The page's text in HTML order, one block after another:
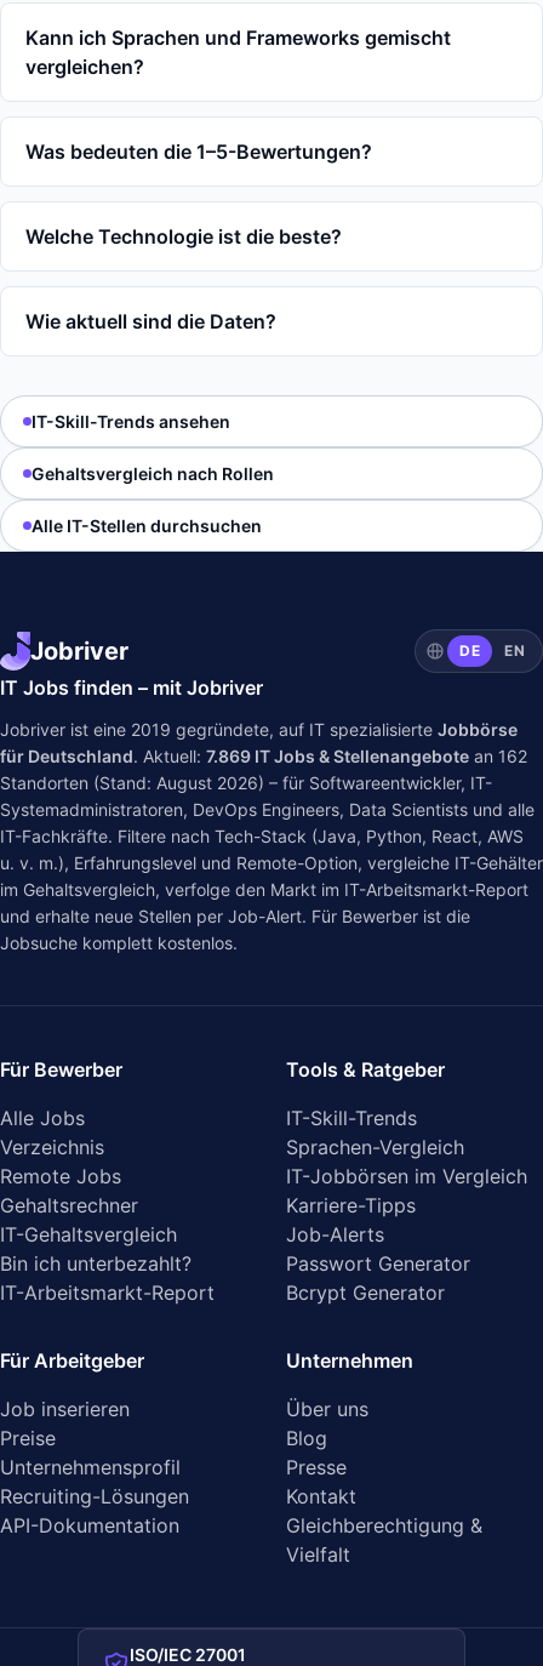
Kann ich Sprachen und Frameworks gemischt
vergleichen?
Was bedeuten die 1–5-Bewertungen?
Welche Technologie ist die beste?
Wie aktuell sind die Daten?
IT-Skill-Trends ansehen
Gehaltsvergleich nach Rollen
Alle IT-Stellen durchsuchen
Jobriver DE EN
IT Jobs finden – mit Jobriver
Jobriver ist eine 2019 gegründete, auf IT spezialisierte Jobbörse
für Deutschland. Aktuell: 7.869 IT Jobs & Stellenangebote an 162
Standorten (Stand: August 2026) – für Softwareentwickler, IT-
Systemadministratoren, DevOps Engineers, Data Scientists und alle
IT-Fachkräfte. Filtere nach Tech-Stack (Java, Python, React, AWS
u. v. m.), Erfahrungslevel und Remote-Option, vergleiche IT-Gehälter
im Gehaltsvergleich, verfolge den Markt im IT-Arbeitsmarkt-Report
und erhalte neue Stellen per Job-Alert. Für Bewerber ist die
Jobsuche komplett kostenlos.
Für Bewerber
Alle Jobs
Verzeichnis
Remote Jobs
Gehaltsrechner
IT-Gehaltsvergleich
Bin ich unterbezahlt?
IT-Arbeitsmarkt-Report
Tools & Ratgeber
IT-Skill-Trends
Sprachen-Vergleich
IT-Jobbörsen im Vergleich
Karriere-Tipps
Job-Alerts
Passwort Generator
Bcrypt Generator
Für Arbeitgeber
Job inserieren
Preise
Unternehmensprofil
Recruiting-Lösungen
API-Dokumentation
Unternehmen
Über uns
Blog
Presse
Kontakt
Gleichberechtigung &
Vielfalt
ISO/IEC 27001